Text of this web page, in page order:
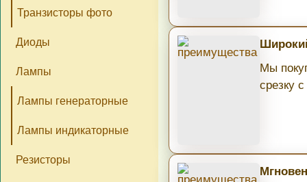
Мы
срезку
Транзисторы фото
Диоды
Лампы
Лампы генераторные
Лампы индикаторные
Резисторы